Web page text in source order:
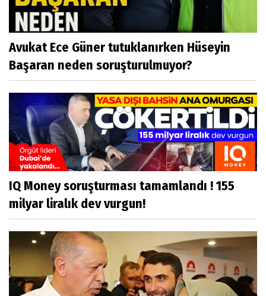
Avukat Ece Güner tutuklanırken Hüseyin
Başaran neden soruşturulmuyor?
IQ Money soruşturması tamamlandı ! 155
milyar liralık dev vurgun!